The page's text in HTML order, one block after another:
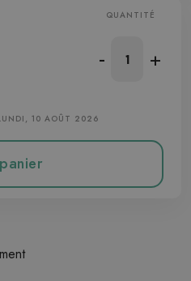
QUANTITÉ
- +
10 AOÛT 2026